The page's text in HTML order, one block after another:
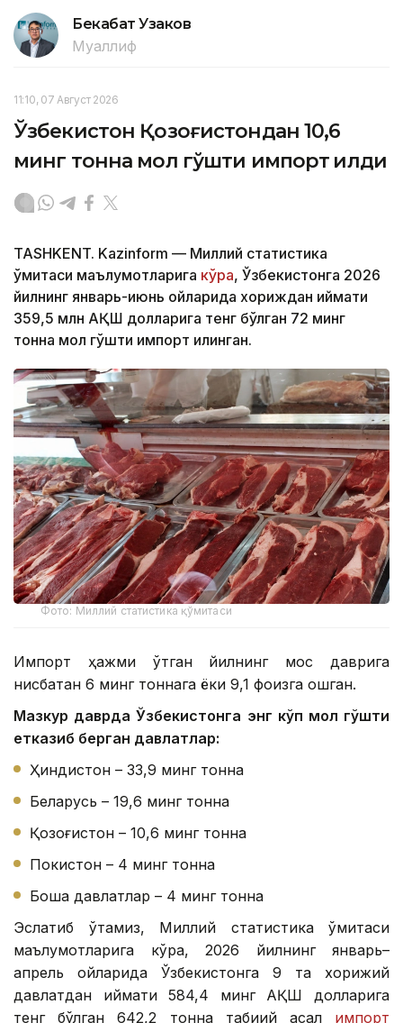
Бекабат Узаков
Муаллиф
11:10, 07 Август 2026
Ўзбекистон Қозоғистондан 10,6
минг тонна мол гўшти импорт қилди
TASHKENT. Kazinform — Миллий статистика
қўмитаси маълумотларига кўра, Ўзбекистонга 2026
йилнинг январь-июнь ойларида хориждан қиймати
359,5 млн АҚШ долларига тенг бўлган 72 минг
тонна мол гўшти импорт қилинган.
Фото: Миллий статистика қўмитаси
Импорт ҳажми ўтган йилнинг мос даврига
нисбатан 6 минг тоннага ёки 9,1 фоизга ошган.
Мазкур даврда Ўзбекистонга энг кўп мол гўшти
етказиб берган давлатлар:
Ҳиндистон – 33,9 минг тонна
Беларусь – 19,6 минг тонна
Қозоғистон – 10,6 минг тонна
Покистон – 4 минг тонна
Бошқа давлатлар – 4 минг тонна
Эслатиб ўтамиз, Миллий статистика қўмитаси
маълумотларига кўра, 2026 йилнинг январь–
апрель ойларида Ўзбекистонга 9 та хорижий
давлатдан қиймати 584,4 минг АҚШ долларига
тенг бўлган 642,2 тонна табиий асал импорт